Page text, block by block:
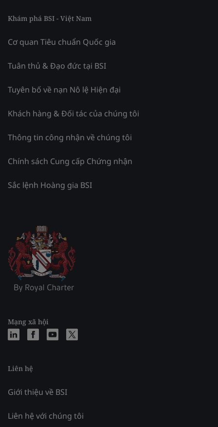
Khám phá BSI - Việt Nam
Cơ quan Tiêu chuẩn Quốc gia
Tuân thủ & Đạo đức tại BSI
Tuyên bố về nạn Nô lệ Hiện đại
Khách hàng & Đối tác của chúng tôi
Thông tin công nhận về chúng tôi
Chính sách Cung cấp Chứng nhận
Sắc lệnh Hoàng gia BSI
Mạng xã hội
Liên hệ
Giới thiệu về BSI
Liên hệ với chúng tôi